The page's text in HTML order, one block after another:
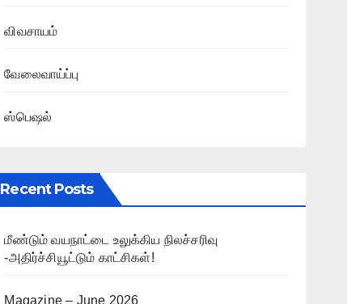
விவசாயம்
வேலைவாய்ப்பு
ஸ்பெஷல்
Recent Posts
மீண்டும் வயநாட்டை உலுக்கிய நிலச்சரிவு
-அதிர்ச்சியூட்டும் காட்சிகள்!
Magazine – June 2026